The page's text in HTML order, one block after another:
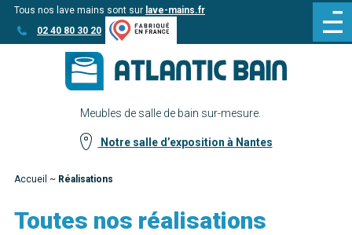
Aller
au
Aller au
contenu
Tous nos lave mains sont sur lave-mains.fr
02 40 80 30 20
Meubles de salle de bain sur-mesure.
Notre salle d’exposition à Nantes
Accueil ~ Réalisations
Toutes nos réalisations